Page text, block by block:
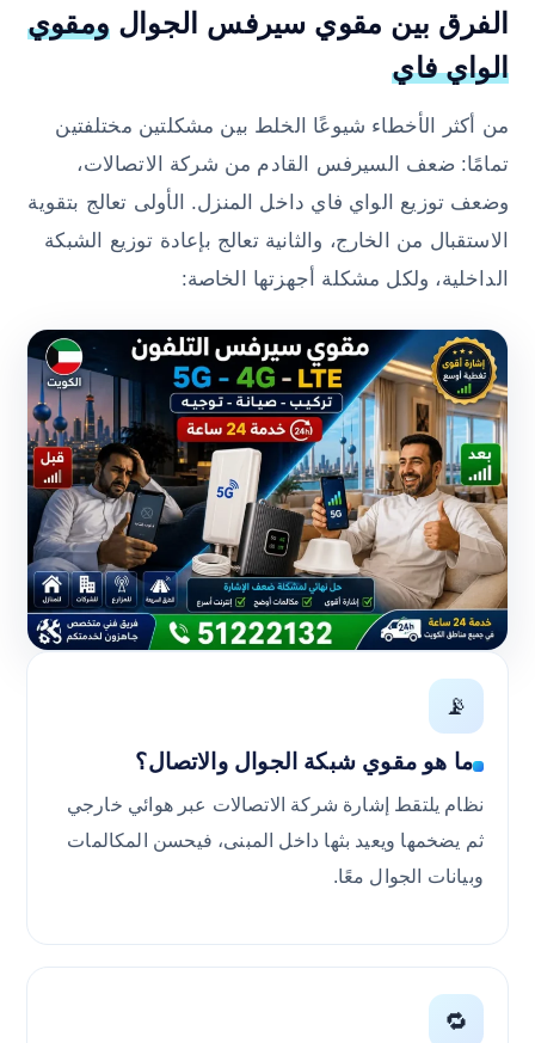
الفرق بين مقوي سيرفس الجوالومقوي
الواي فاي
من أكثر الأخطاء شيوعًا الخلط بين مشكلتين مختلفتين
تمامًا: ضعف السيرفس القادم من شركة الاتصالات،
وضعف توزيع الواي فاي داخل المنزل. الأولى تعالج بتقوية
الاستقبال من الخارج، والثانية تعالج بإعادة توزيع الشبكة
الداخلية، ولكل مشكلة أجهزتها الخاصة:
📡
ما هو مقوي شبكة الجوال والاتصال؟
نظام يلتقط إشارة شركة الاتصالات عبر هوائي خارجي
ثم يضخمها ويعيد بثها داخل المبنى، فيحسن المكالمات
وبيانات الجوال معًا.
🔁